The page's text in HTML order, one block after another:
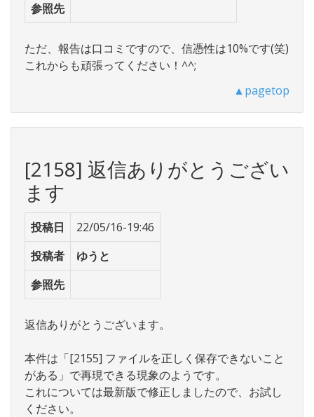
参照先
ただ、報告は口コミですので、信憑性は10%です(笑)
これからも頑張ってください！^^;
▲pagetop
[2158] 返信ありがとうござい
ます
投稿日
22/05/16-19:46
投稿者
ゆうと
参照先
返信ありがとうございます。
本件は「[2155] ファイルを正しく保存できないこと
がある」で再現できる現象のようです。
これについては最新版で修正しましたので、お試し
ください。